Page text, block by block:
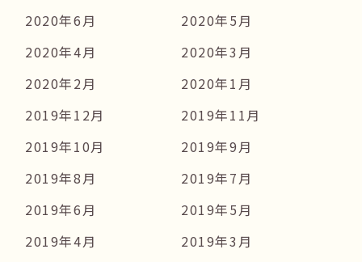
2020年6月
2020年5月
2020年4月
2020年3月
2020年2月
2020年1月
2019年12月
2019年11月
2019年10月
2019年9月
2019年8月
2019年7月
2019年6月
2019年5月
2019年4月
2019年3月